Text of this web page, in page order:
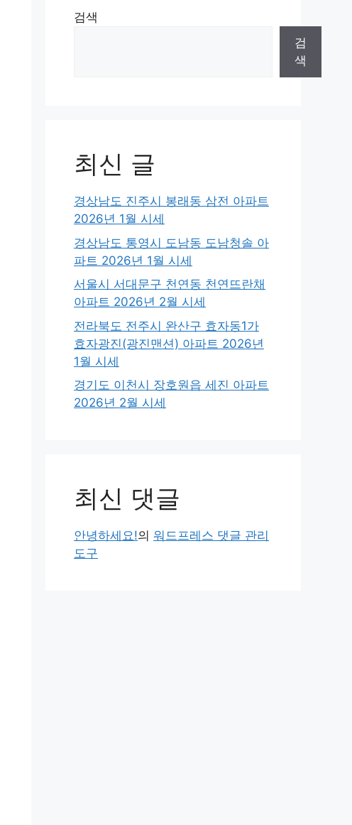
검색
검
색
최신 글
경상남도 진주시 봉래동 삼전 아파트
2026년 1월 시세
경상남도 통영시 도남동 도남청솔 아
파트 2026년 1월 시세
서울시 서대문구 천연동 천연뜨란채
아파트 2026년 2월 시세
전라북도 전주시 완산구 효자동1가
효자광진(광진맨션) 아파트 2026년
1월 시세
경기도 이천시 장호원읍 세진 아파트
2026년 2월 시세
최신 댓글
안녕하세요!의 워드프레스 댓글 관리
도구